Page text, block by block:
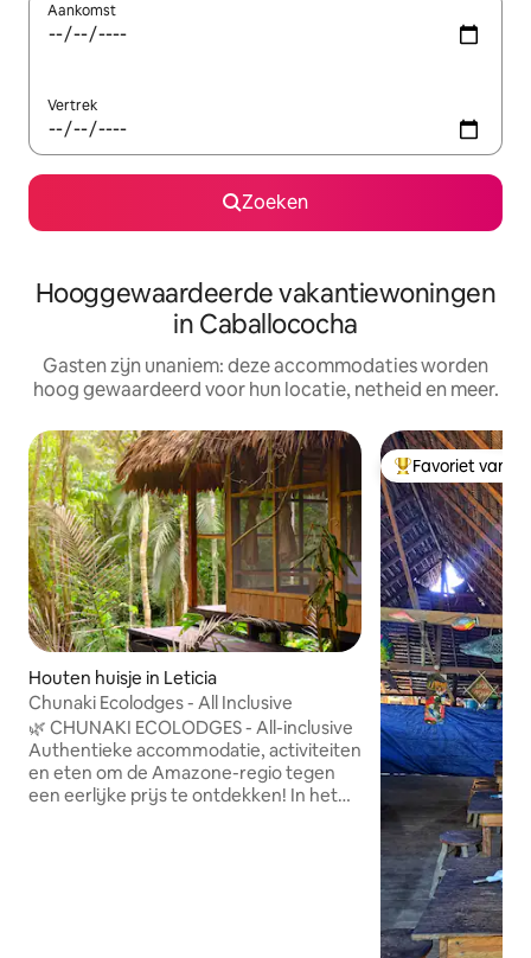
Aankomst
Vertrek
Zoeken
Hooggewaardeerde vakantiewoningen
in Caballococha
Gasten zijn unaniem: deze accommodaties worden
hoog gewaardeerd voor hun locatie, netheid en meer.
Houten huisje in Leticia
Chunaki Ecolodges - All Inclusive
🌿 CHUNAKI ECOLODGES - All-inclusive
Authentieke accommodatie, activiteiten
en eten om de Amazone-regio tegen
een eerlijke prijs te ontdekken! In het
Topfavoriet van
Favoriet van